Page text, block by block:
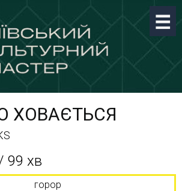
ХОВАЄТЬСЯ
хв
горор